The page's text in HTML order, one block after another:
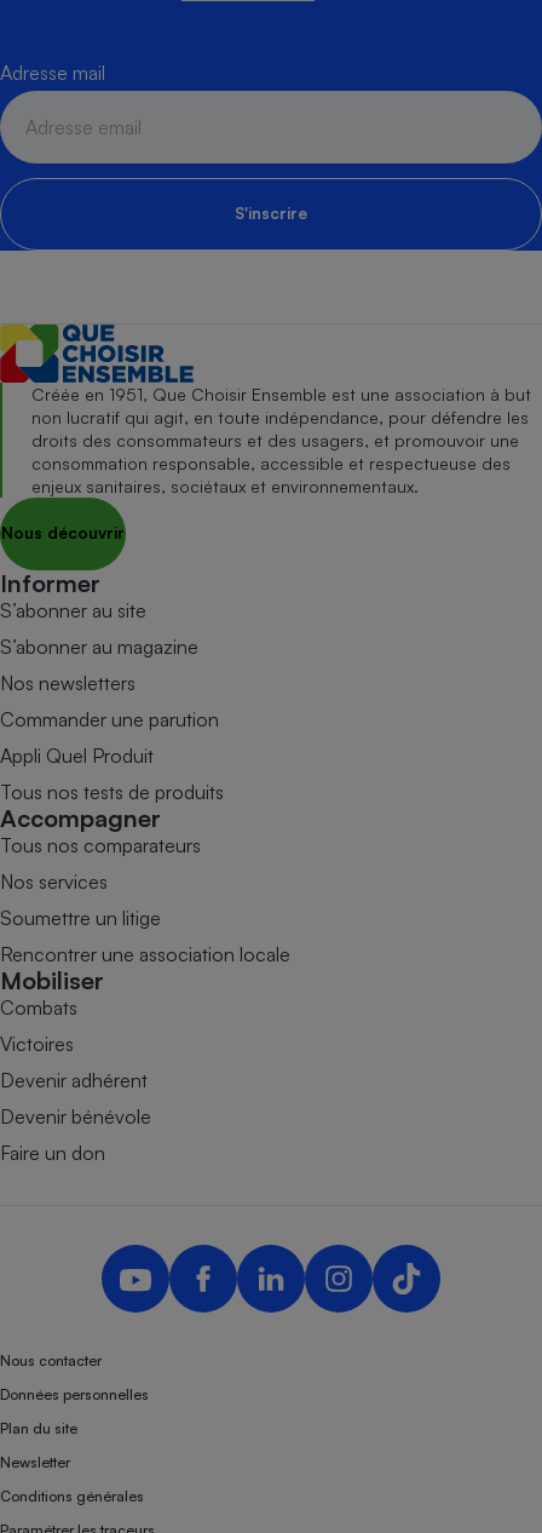
Adresse mail
S'inscrire
Créée en 1951, Que Choisir Ensemble est une association à but
non lucratif qui agit, en toute indépendance, pour défendre les
droits des consommateurs et des usagers, et promouvoir une
consommation responsable, accessible et respectueuse des
enjeux sanitaires, sociétaux et environnementaux.
Nous découvrir
Informer
S’abonner au site
S’abonner au magazine
Nos newsletters
Commander une parution
Appli Quel Produit
Tous nos tests de produits
Accompagner
Tous nos comparateurs
Nos services
Soumettre un litige
Rencontrer une association locale
Mobiliser
Combats
Victoires
Devenir adhérent
Devenir bénévole
Faire un don
Nous contacter
Données personnelles
Plan du site
Newsletter
Conditions générales